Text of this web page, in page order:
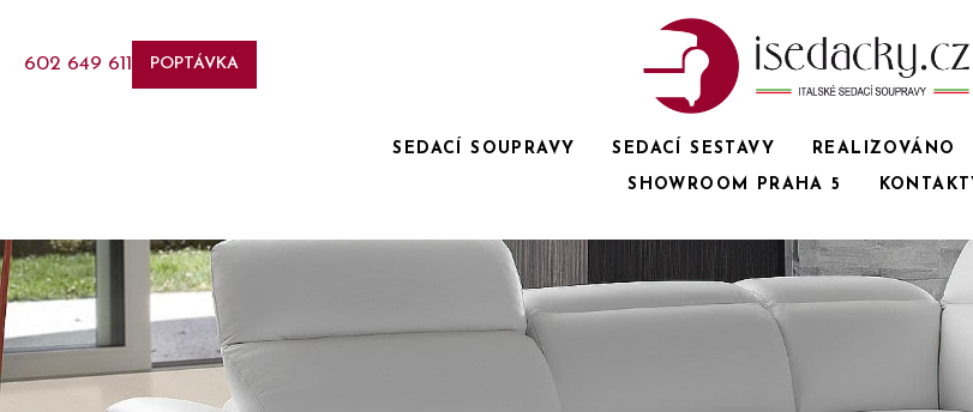
602 649 611 POPTÁVKA
SEDACÍ SOUPRAVY SEDACÍ SESTAVY REALIZOVÁNO
SHOWROOM PRAHA 5